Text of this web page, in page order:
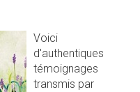
Voici
d'authentiques
témoignages
transmis par